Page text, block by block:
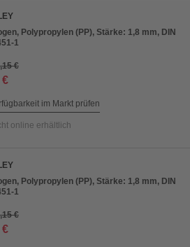
Polypropylen (PP), Stärke: 1,8 mm, DIN
1
€
€
im Markt prüfen
online erhältlich
Polypropylen (PP), Stärke: 1,8 mm, DIN
1
€
€